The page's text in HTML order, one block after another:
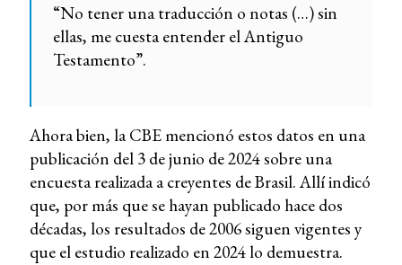
“No tener una traducción o notas (…) sin
ellas, me cuesta entender el Antiguo
Testamento”.
Ahora bien, la CBE mencionó estos datos en una
publicación del 3 de junio de 2024 sobre una
encuesta realizada a creyentes de Brasil. Allí indicó
que, por más que se hayan publicado hace dos
décadas, los resultados de 2006 siguen vigentes y
que el estudio realizado en 2024 lo demuestra.